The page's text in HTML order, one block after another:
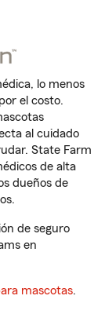
lo menos
el costo.
al cuidado
State Farm
de alta
dueños de
de seguro
en
mascotas.